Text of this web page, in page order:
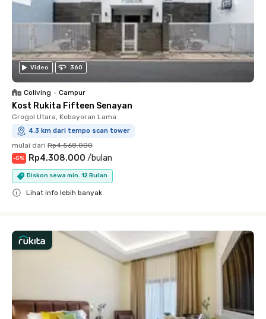
Video 360
Coliving • Campur
Kost Rukita Fifteen Senayan
Grogol Utara, Kebayoran Lama
4.3 km dari tempo scan tower
mulai dari Rp4.568.000
-5% Rp4.308.000 /bulan
Diskon sewa min. 12 Bulan
Lihat info lebih banyak